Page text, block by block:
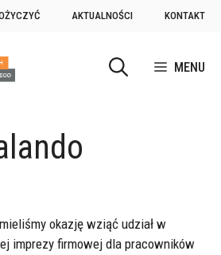
AKTUALNOŚCI KONTAKT
MENU
okazję wziąć udział w
imprezy firmowej dla pracowników